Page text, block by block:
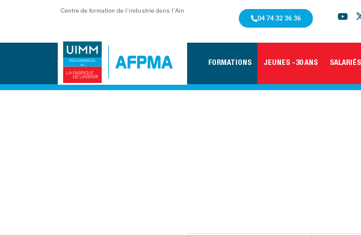
Centre de formation de l’industrie dans l’Ain
04 74 32 36 36
FORMATIONS JEUNES -30 ANS SALARIÉS